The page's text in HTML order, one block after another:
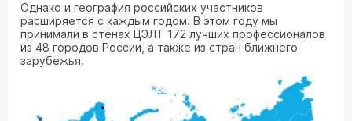
Однако и география российских участников
расширяется с каждым годом. В этом году мы
принимали в стенах ЦЭЛТ 172 лучших профессионалов
из 48 городов России, а также из стран ближнего
зарубежья.